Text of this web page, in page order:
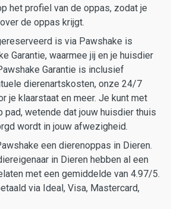
het profiel van de oppas, zodat je
de oppas krijgt.
is via Pawshake is
Garantie, waarmee jij en je huisdier
Garantie is inclusief
dierenartskosten, onze 24/7
je klaarstaat en meer. Je kunt met
pad, wetende dat jouw huisdier thuis
wordt in jouw afwezigheid.
een dierenoppas in Dieren.
in Dieren hebben al een
met een gemiddelde van 4.97/5.
via Ideal, Visa, Mastercard,